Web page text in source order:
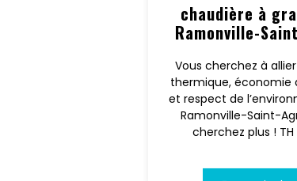
chaudière à
Ramonville-
Vous cherchez à
thermique, économie
et respect de
Ramonville-Saint-
cherchez plus ! TH